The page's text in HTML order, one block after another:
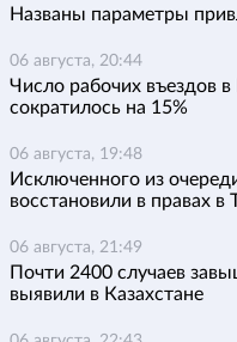
Названы параметры
06 августа, 20:44
Число рабочих въездов
сократилось на 15%
06 августа, 19:48
Исключенного из
восстановили в правах в
06 августа, 21:49
Почти 2400 случаев
выявили в Казахстане